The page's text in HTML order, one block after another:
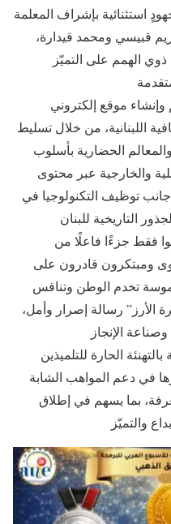
استثنائية بإشراف المعلمة
قبيسي ومحمد قيدارة،
ذوي الهمم على التميّز
موقع إلكتروني
اللبنانية، من خلال تسليط
الحضارية بأسلوب
والخارجية عبر محتوى
جانب توظيف التكنولوجيا في
فقط جزءًا فاعلًا من
ومبتكرون قادرون على
تخدم الوطن وتنافس
الأرز” رسالة إصرار وأمل،
الحارة للتلميذين
في دعم المواهب الشابة
بما يسهم في إطلاق